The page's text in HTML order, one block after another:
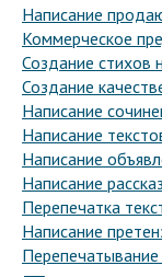
Написание
Коммерческое
Создание стихов
Создание
Написание
Написание
Написание
Написание
Перепечатка
Написание
Перепечатывание